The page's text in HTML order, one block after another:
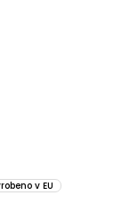
v EU